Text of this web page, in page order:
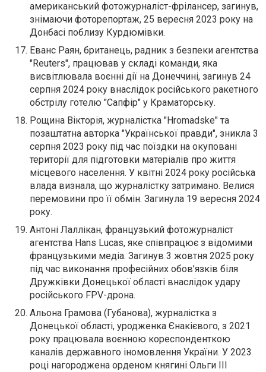
американський фотожурналіст-фрілансер, загинув,
знімаючи фоторепортаж, 25 вересня 2023 року на
Донбасі поблизу Курдюмівки.
Еванс Раян, британець, радник з безпеки агентства
"Reuters", працював у складі команди, яка
висвітлювала воєнні дії на Донеччині, загинув 24
серпня 2024 року внаслідок російського ракетного
обстрілу готелю "Сапфір" у Краматорську.
Рощина Вікторія, журналістка "Hromadske" та
позаштатна авторка "Української правди", зникла 3
серпня 2023 року під час поїздки на окуповані
території для підготовки матеріалів про життя
місцевого населення. У квітні 2024 року російська
влада визнала, що журналістку затримано. Велися
перемовини про її обмін. Загинула 19 вересня 2024
року.
Антоні Лаллікан, французький фотожурналіст
агентства Hans Lucas, яке співпрацює з відомими
французькими медіа. Загинув 3 жовтня 2025 року
під час виконання професійних обов’язків біля
Дружківки Донецької області внаслідок удару
російського FPV-дрона.
Альона Грамова (Губанова), журналістка з
Донецької області, уродженка Єнакієвого, з 2021
року працювала воєнною кореспонденткою
каналів державного іномовлення України. У 2023
році нагороджена орденом княгині Ольги ІІІ